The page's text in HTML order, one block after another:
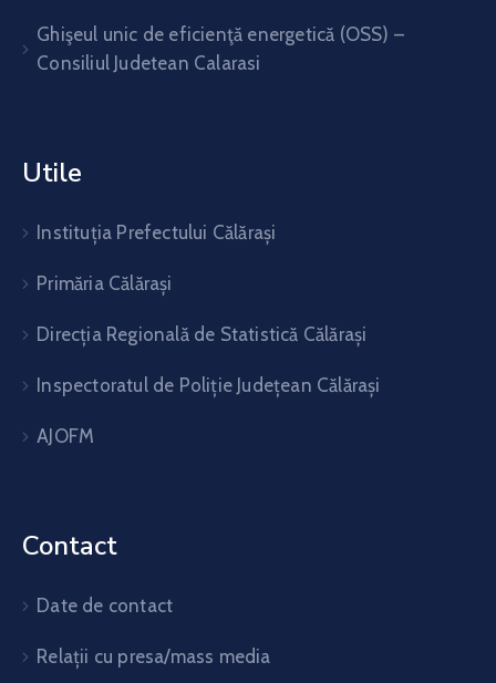
Ghişeul unic de eficienţă energetică (OSS) –
Consiliul Judetean Calarasi
Utile
Instituția Prefectului Călărași
Primăria Călărași
Direcția Regională de Statistică Călărași
Inspectoratul de Poliție Județean Călărași
AJOFM
Contact
Date de contact
Relații cu presa/mass media